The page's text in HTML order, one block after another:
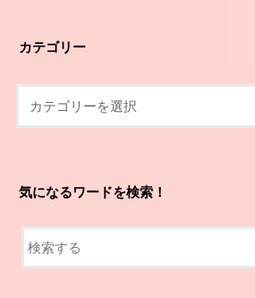
カテゴリー
気になるワードを検索！